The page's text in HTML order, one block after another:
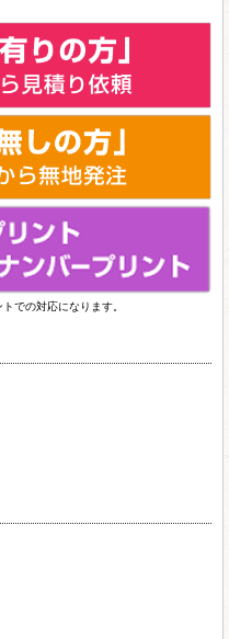
での対応になります。